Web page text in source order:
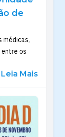
de
médicas,
os
Leia Mais